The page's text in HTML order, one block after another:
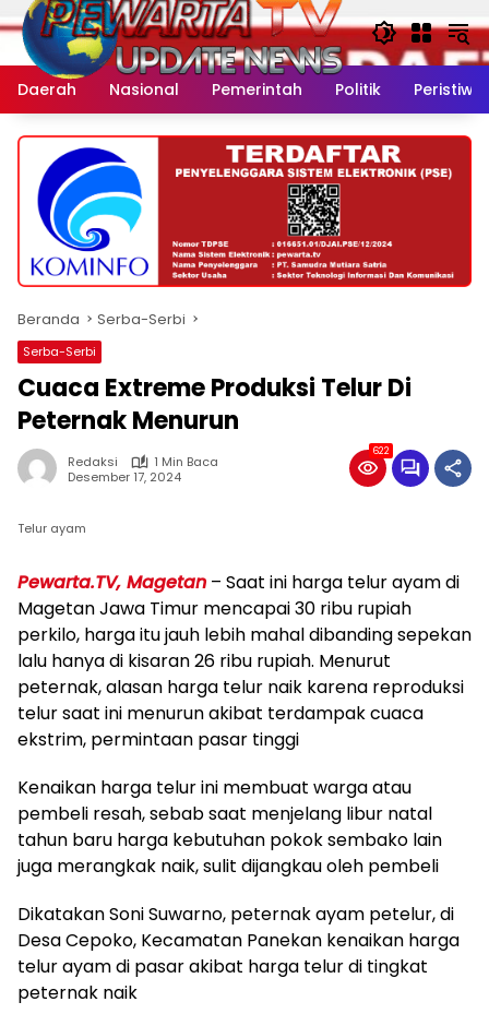
Langsung
ke
konten
Daerah
Nasional Pemerintah Politik Peristiwa
Beranda Serba-Serbi
Serba-Serbi
Cuaca Extreme Produksi Telur Di
Peternak Menurun
Redaksi
1 Min Baca
Desember 17, 2024
622
Telur ayam
Pewarta.TV, Magetan – Saat ini harga telur ayam di
Magetan Jawa Timur mencapai 30 ribu rupiah
perkilo, harga itu jauh lebih mahal dibanding sepekan
lalu hanya di kisaran 26 ribu rupiah. Menurut
peternak, alasan harga telur naik karena reproduksi
telur saat ini menurun akibat terdampak cuaca
ekstrim, permintaan pasar tinggi
Kenaikan harga telur ini membuat warga atau
pembeli resah, sebab saat menjelang libur natal
tahun baru harga kebutuhan pokok sembako lain
juga merangkak naik, sulit dijangkau oleh pembeli
Dikatakan Soni Suwarno, peternak ayam petelur, di
Desa Cepoko, Kecamatan Panekan kenaikan harga
telur ayam di pasar akibat harga telur di tingkat
peternak naik